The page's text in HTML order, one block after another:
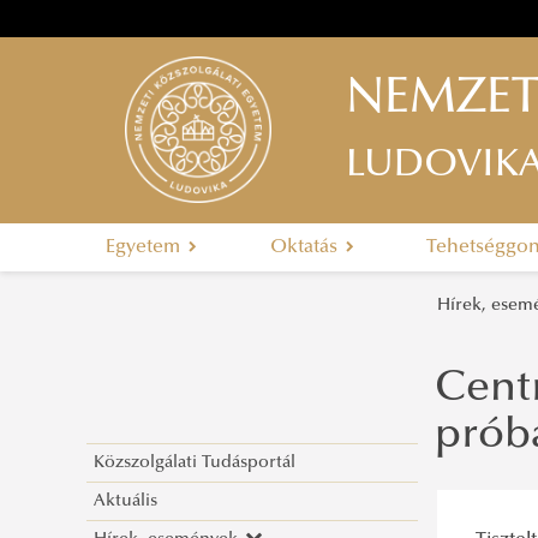
Egyetem Oktatás
Hírek,
Közszolgálati Tudásportál
Aktuális